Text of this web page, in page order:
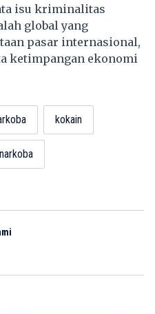
isu kriminalitas
global yang
pasar internasional,
ketimpangan ekonomi
kokain